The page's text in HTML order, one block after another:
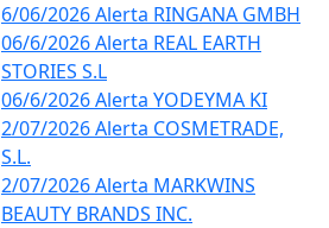
6/06/2026 Alerta RINGANA GMBH
06/6/2026 Alerta REAL EARTH
STORIES S.L
06/6/2026 Alerta YODEYMA KI
2/07/2026 Alerta COSMETRADE,
S.L.
2/07/2026 Alerta MARKWINS
BEAUTY BRANDS INC.